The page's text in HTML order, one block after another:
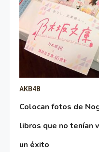
AKB48
Colocan fotos de
libros que no tenían
un éxito